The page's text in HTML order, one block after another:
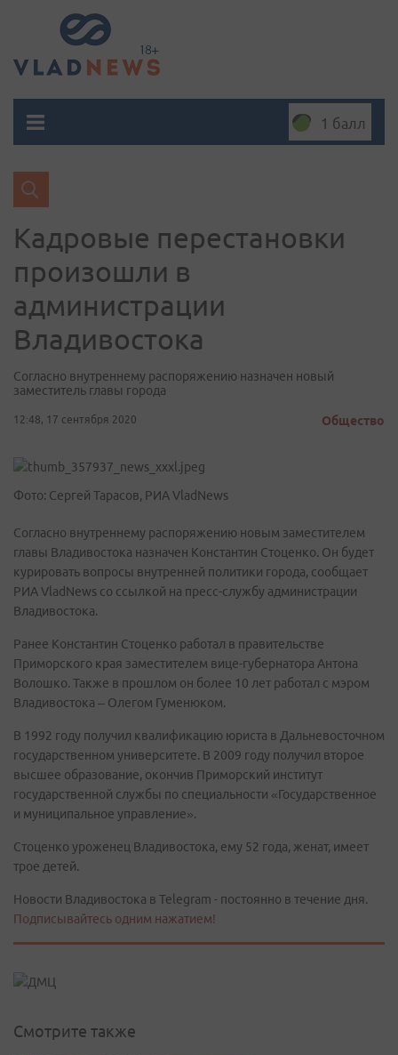
1 балл
Кадровые перестановки
произошли в
администрации
Владивостока
Согласно внутреннему распоряжению назначен новый
заместитель главы города
12:48, 17 сентября 2020 Общество
Фото: Сергей Тарасов, РИА VladNews
Согласно внутреннему распоряжению новым заместителем
главы Владивостока назначен Константин Стоценко. Он будет
курировать вопросы внутренней политики города, сообщает
РИА VladNews со ссылкой на пресс-службу администрации
Владивостока.
Ранее Константин Стоценко работал в правительстве
Приморского края заместителем вице-губернатора Антона
Волошко. Также в прошлом он более 10 лет работал с мэром
Владивостока – Олегом Гуменюком.
В 1992 году получил квалификацию юриста в Дальневосточном
государственном университете. В 2009 году получил второе
высшее образование, окончив Приморский институт
государственной службы по специальности «Государственное
и муниципальное управление».
Стоценко уроженец Владивостока, ему 52 года, женат, имеет
трое детей.
Новости Владивостока в Telegram - постоянно в течение дня.
Подписывайтесь одним нажатием!
Смотрите также